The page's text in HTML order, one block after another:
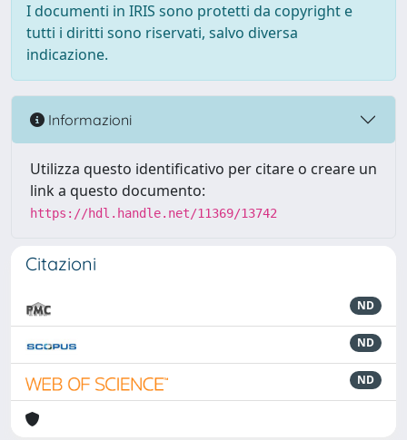
I documenti in IRIS sono protetti da copyright e
tutti i diritti sono riservati, salvo diversa
indicazione.
Informazioni
Utilizza questo identificativo per citare o creare un
link a questo documento:
https://hdl.handle.net/11369/13742
Citazioni
ND
ND
ND